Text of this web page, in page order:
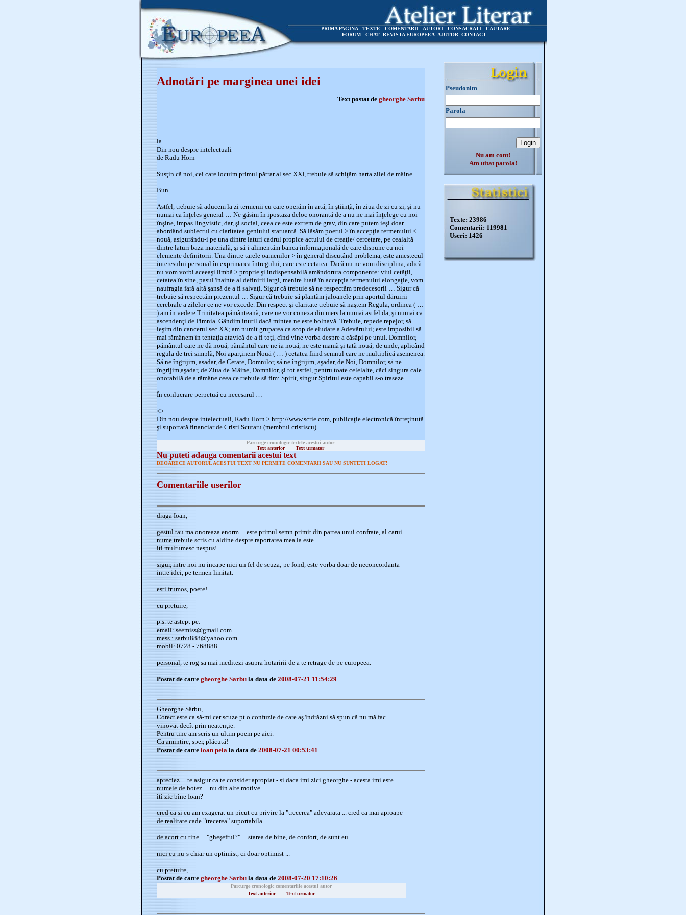
PRIMA PAGINA TEXTE COMENTARII AUTORI CONSACRATI
CAUTARE
FORUM
CHAT REVISTA EUROPEEA AJUTOR CONTACT
Adnotări pe marginea unei idei
Text postat de gheorghe Sarbu
la
Din nou despre intelectuali
de Radu Horn
Susţin că noi, cei care locuim primul pătrar al sec.XXI, trebuie să schiţăm harta zilei de mâine.
Bun …
Astfel, trebuie să aducem la zi termenii cu care operăm în artă, în ştiinţă, în ziua de zi cu zi, şi nu
numai ca înţeles general … Ne găsim în ipostaza deloc onorantă de a nu ne mai înţelege cu noi
înşine, impas lingvistic, dar, şi social, ceea ce este extrem de grav, din care putem ieşi doar
abordând subiectul cu claritatea geniului statuantă. Să lăsăm poetul > în accepţia termenului <
nouă, asigurându-i pe una dintre laturi cadrul propice actului de creaţie/ cercetare, pe cealaltă
dintre laturi baza materială, şi să-i alimentăm banca informaţională de care dispune cu noi
elemente definitorii. Una dintre tarele oamenilor > în general discutând problema, este amestecul
interesului personal în exprimarea întregului, care este cetatea. Dacă nu ne vom disciplina, adică
nu vom vorbi aceeaşi limbă > proprie şi indispensabilă amândorura componente: viul cetăţii,
cetatea în sine, pasul înainte al definirii largi, menire luată în accepţia termenului elongaţie, vom
naufragia fară altă şansă de a fi salvaţi. Sigur că trebuie să ne respectăm predecesorii … Sigur că
trebuie să respectăm prezentul … Sigur că trebuie să plantăm jaloanele prin aportul dăruirii
cerebrale a zilelor ce ne vor excede. Din respect şi claritate trebuie să naştem Regula, ordinea ( …
) am în vedere Trinitatea pământeană, care ne vor conexa din mers la numai astfel da, şi numai ca
ascendenţi de Pimnia. Gândim inutil dacă mintea ne este bolnavă. Trebuie, repede repejor, să
ieşim din cancerul sec.XX; am numit gruparea ca scop de eludare a Adevărului; este imposibil să
mai rămânem în tentaţia atavică de a fi toţi, cînd vine vorba despre a căsăpi pe unul. Domnilor,
pământul care ne dă nouă, pământul care ne ia nouă, ne este mamă şi tată nouă; de unde, aplicând
regula de trei simplă, Noi aparţinem Nouă ( … ) cetatea fiind semnul care ne multiplică asemenea.
Să ne îngrijim, asadar, de Cetate, Domnilor, să ne îngrijim, aşadar, de Noi, Domnilor, să ne
îngrijim,aşadar, de Ziua de Mâine, Domnilor, şi tot astfel, pentru toate celelalte, căci singura cale
onorabilă de a rămâne ceea ce trebuie să fim: Spirit, singur Spiritul este capabil s-o traseze.
În conlucrare perpetuă cu necesarul …
<>
Din nou despre intelectuali, Radu Horn > http://www.scrie.com, publicaţie electronică întreţinută
şi suportată financiar de Cristi Scutaru (membrul cristiscu).
Parcurge cronologic textele acestui autor
Text anterior
Text urmator
Nu puteti adauga comentarii acestui text
DEOARECE AUTORUL ACESTUI TEXT NU PERMITE COMENTARII SAU NU SUNTETI LOGAT!
Comentariile userilor
draga Ioan,
gestul tau ma onoreaza enorm ... este primul semn primit din partea unui confrate, al carui
nume trebuie scris cu aldine despre raportarea mea la este ...
iti multumesc nespus!
sigur, intre noi nu incape nici un fel de scuza; pe fond, este vorba doar de neconcordanta
intre idei, pe termen limitat.
esti frumos, poete!
cu pretuire,
p.s. te astept pe:
email: seemiss@gmail.com
mess : sarbu888@yahoo.com
mobil: 0728 - 768888
personal, te rog sa mai meditezi asupra hotaririi de a te retrage de pe europeea.
Postat de catre gheorghe Sarbu la data de 2008-07-21 11:54:29
Gheorghe Sârbu,
Corect este ca să-mi cer scuze pt o confuzie de care aş îndrăzni să spun că nu mă fac
vinovat decît prin neatenţie.
Pentru tine am scris un ultim poem pe aici.
Ca amintire, sper, plăcută!
Postat de catre ioan peia la data de 2008-07-21 00:53:41
apreciez ... te asigur ca te consider apropiat - si daca imi zici gheorghe - acesta imi este
numele de botez ... nu din alte motive ...
iti zic bine Ioan?
cred ca si eu am exagerat un picut cu privire la "trecerea" adevarata ... cred ca mai aproape
de realitate cade "trecerea" suportabila ...
de acort cu tine ... "gheşeftul?" ... starea de bine, de confort, de sunt eu ...
nici eu nu-s chiar un optimist, ci doar optimist ...
cu pretuire,
Postat de catre gheorghe Sarbu la data de 2008-07-20 17:10:26
Parcurge cronologic comentariile acestui autor
Text anterior
Text urmator
Pseudonim
Parola
Nu am cont!
Am uitat parola!
Texte: 23986
Comentarii: 119981
Useri: 1426